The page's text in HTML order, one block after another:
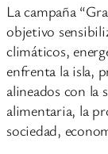
La campaña
objetivo
climáticos,
enfrenta la isla,
alineados con la
alimentaria, la
sociedad,